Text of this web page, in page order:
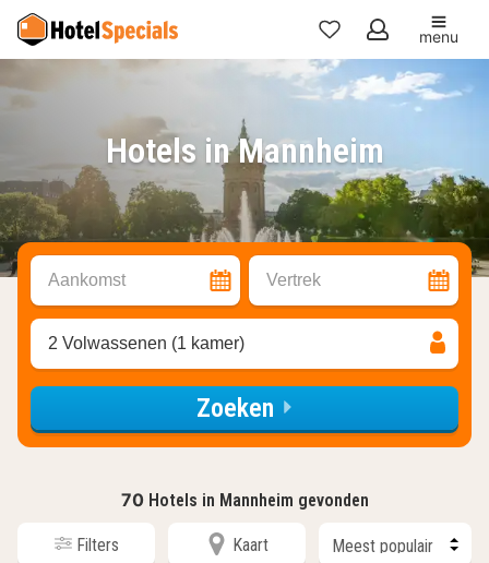
Mijn
favorieten
menu
Hotels in Mannheim
Aankomst Vertrek
2 Volwassenen (1 kamer)
Zoeken
70 Hotels in Mannheim gevonden
Filters Kaart